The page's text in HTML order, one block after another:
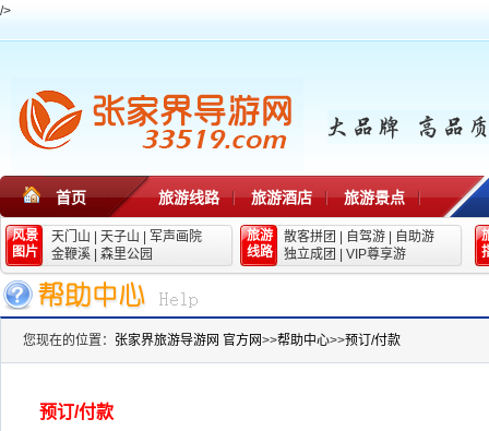
/>
首页 旅游线路 旅游酒店 旅游景点
风景
图片
天门山 天子山
军声画院
金鞭溪
森里公园
旅游
线路
散客拼团 自驾游
自助游
独立成团
VIP尊享游
您现在的位置： 张家界旅游导游网 官方网>>帮助中心>>预订/付款
预订/付款